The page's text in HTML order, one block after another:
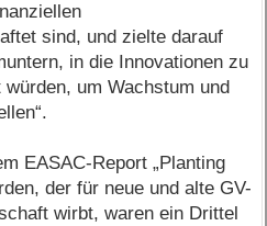
sind, und zielte darauf
in die Innovationen zu
um Wachstum und
EASAC-Report „Planting
der für neue und alte GV-
wirbt, waren ein Drittel